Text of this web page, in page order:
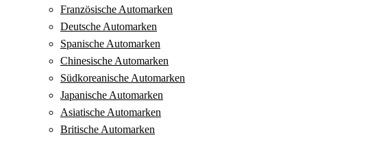
Französische Automarken
Deutsche Automarken
Spanische Automarken
Chinesische Automarken
Südkoreanische Automarken
Japanische Automarken
Asiatische Automarken
Britische Automarken